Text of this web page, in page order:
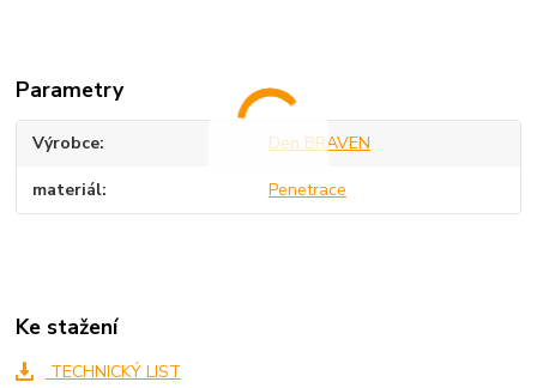
Parametry
Výrobce Den BRAVEN
materiál Penetrace
Ke stažení
TECHNICKÝ LIST